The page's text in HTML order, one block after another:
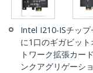
Intel I210-ISチッ
に1口のギガビッ
トワーク拡張カー
ンクアグリゲーシ